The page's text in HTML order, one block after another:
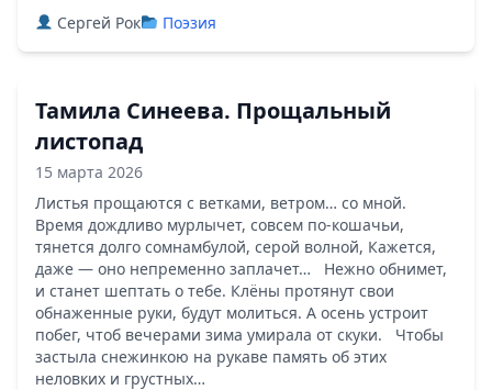
Сергей Рок
Поэзия
Тамила Синеева. Прощальный
листопад
15 марта 2026
Листья прощаются с ветками, ветром… со мной.
Время дождливо мурлычет, совсем по-кошачьи,
тянется долго сомнамбулой, серой волной, Кажется,
даже — оно непременно заплачет… Нежно обнимет,
и станет шептать о тебе. Клёны протянут свои
обнаженные руки, будут молиться. А осень устроит
побег, чтоб вечерами зима умирала от скуки. Чтобы
застыла снежинкою на рукаве память об этих
неловких и грустных…